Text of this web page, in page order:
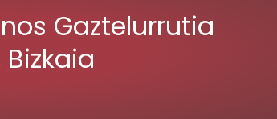
Gaztelurrutia
Bizkaia